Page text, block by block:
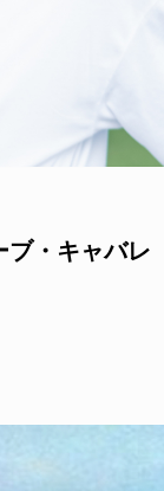
・キャバレ